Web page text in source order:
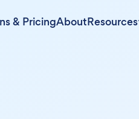
& PricingAboutResources